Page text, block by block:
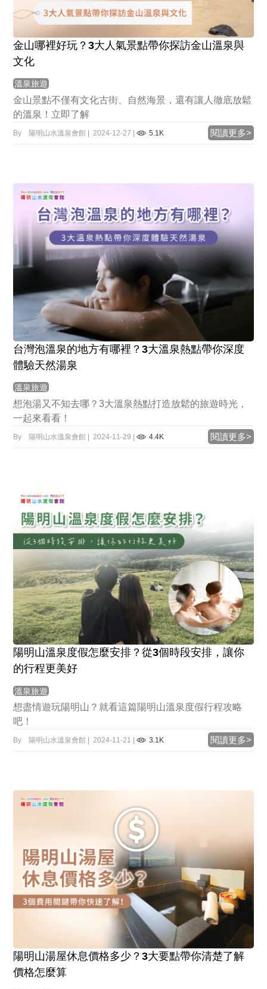
金山哪裡好玩？3大人氣景點帶你探訪金山溫泉與
文化
溫泉旅遊
金山景點不僅有文化古街、自然海景，還有讓人徹底放鬆
的溫泉！立即了解
By 陽明山水溫泉會館 | 2024-12-27 | 5.1K 閱讀更多>
台灣泡溫泉的地方有哪裡？3大溫泉熱點帶你深度
體驗天然湯泉
溫泉旅遊
想泡湯又不知去哪？3大溫泉熱點打造放鬆的旅遊時光，
一起來看看！
By 陽明山水溫泉會館 | 2024-11-29 | 4.4K 閱讀更多>
陽明山溫泉度假怎麼安排？從3個時段安排，讓你
的行程更美好
溫泉旅遊
想盡情遊玩陽明山？就看這篇陽明山溫泉度假行程攻略
吧！
By 陽明山水溫泉會館 | 2024-11-21 | 3.1K 閱讀更多>
陽明山湯屋休息價格多少？3大要點帶你清楚了解
價格怎麼算